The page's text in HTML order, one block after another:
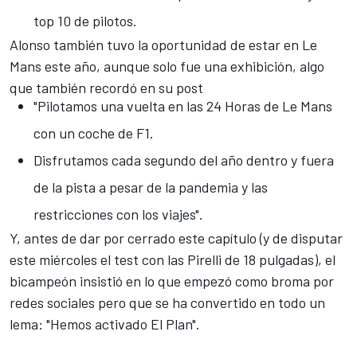
top 10 de pilotos.
Alonso también tuvo la oportunidad de estar en Le
Mans este año, aunque solo fue una exhibición, algo
que también recordó en su post
"Pilotamos una vuelta en las 24 Horas de Le Mans
con un coche de F1.
Disfrutamos cada segundo del año dentro y fuera
de la pista a pesar de la pandemia y las
restricciones con los viajes".
Y, antes de dar por cerrado este capítulo (y de disputar
este miércoles el test con las Pirelli de 18 pulgadas), el
bicampeón insistió en lo que empezó como broma por
redes sociales pero que se ha convertido en todo un
lema: "Hemos activado El Plan".